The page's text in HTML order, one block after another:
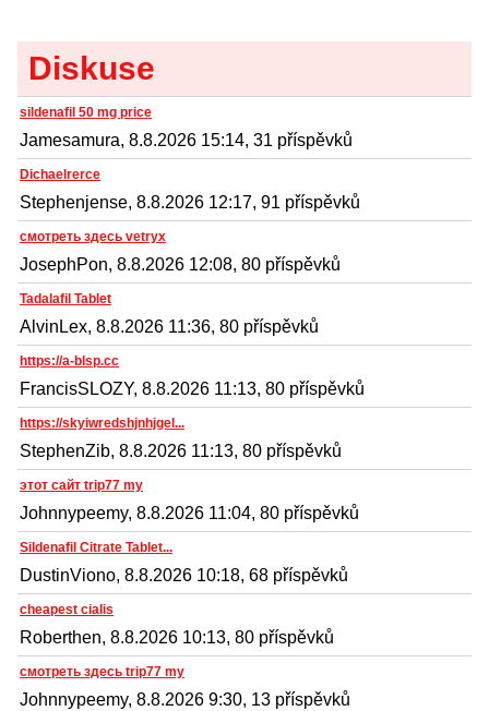
Diskuse
sildenafil 50 mg price
Jamesamura, 8.8.2026 15:14, 31 příspěvků
Dichaelrerce
Stephenjense, 8.8.2026 12:17, 91 příspěvků
смотреть здесь vetryx
JosephPon, 8.8.2026 12:08, 80 příspěvků
Tadalafil Tablet
AlvinLex, 8.8.2026 11:36, 80 příspěvků
https://a-blsp.cc
FrancisSLOZY, 8.8.2026 11:13, 80 příspěvků
https://skyiwredshjnhjgel...
StephenZib, 8.8.2026 11:13, 80 příspěvků
этот сайт trip77 my
Johnnypeemy, 8.8.2026 11:04, 80 příspěvků
Sildenafil Citrate Tablet...
DustinViono, 8.8.2026 10:18, 68 příspěvků
cheapest cialis
Roberthen, 8.8.2026 10:13, 80 příspěvků
смотреть здесь trip77 my
Johnnypeemy, 8.8.2026 9:30, 13 příspěvků